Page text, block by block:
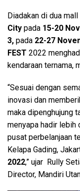
Diadakan di dua
City pada 15-20
3, pada 22-27
FEST 2022
kendaraan ternama,
“Sesuai dengan
inovasi dan
maka dipenghujung
menyapa hadir lebih
pusat perbelanjaan
Kelapa Gading,
2022,” ujar Rully
Director, Mandiri